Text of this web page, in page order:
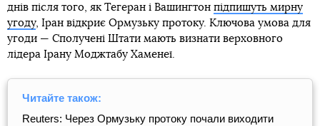
днів після того, як Тегеран і Вашингтон підпишуть мирну
угоду, Іран відкриє Ормузьку протоку. Ключова умова для
угоди — Сполучені Штати мають визнати верховного
лідера Ірану Моджтабу Хаменеї.
Читайте також:
Reuters: Через Ормузьку протоку почали виходити